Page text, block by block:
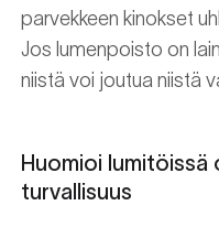
parvekkeen kinokset
Jos lumenpoisto on
niistä voi joutua niistä
Huomioi lumitöissä
turvallisuus